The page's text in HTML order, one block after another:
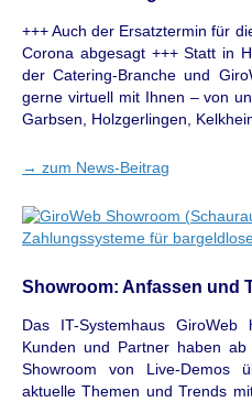
+++ Auch der Ersatztermin für
Corona abgesagt +++ Statt in
der Catering-Branche und
gerne virtuell mit Ihnen – von
Garbsen, Holzgerlingen,
→ zum News-Beitrag
Showroom: Anfassen und
Das IT-Systemhaus
Kunden und Partner haben
Showroom von Live-Demos
aktuelle Themen und Trends